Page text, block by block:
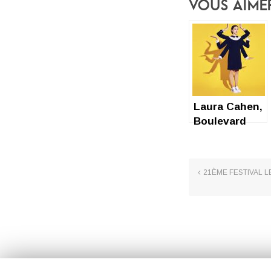
Vous
Laura Cahen,
Boulevard
21ÈME FESTIVAL